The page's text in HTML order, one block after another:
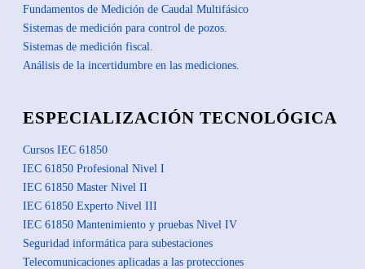
Fundamentos de Medición de Caudal Multifásico
Sistemas de medición para control de pozos.
Sistemas de medición fiscal.
Análisis de la incertidumbre en las mediciones.
ESPECIALIZACIÓN TECNOLÓGICA
Cursos IEC 61850
IEC 61850 Profesional Nivel I
IEC 61850 Master Nivel II
IEC 61850 Experto Nivel III
IEC 61850 Mantenimiento y pruebas Nivel IV
Seguridad informática para subestaciones
Telecomunicaciones aplicadas a las protecciones